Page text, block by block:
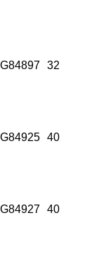
G84897 32
G84925 40
G84927 40